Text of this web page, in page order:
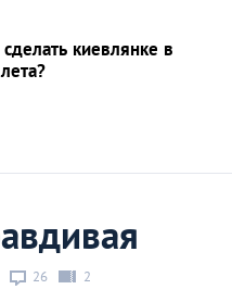
киевлянке в
26 2